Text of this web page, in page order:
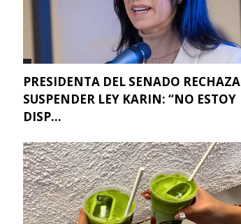
PRESIDENTA DEL SENADO RECHAZA
SUSPENDER LEY KARIN: “NO ESTOY
DISP...